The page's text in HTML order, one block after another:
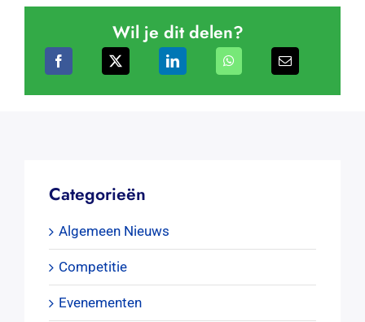
Wil je dit delen?
Categorieën
Algemeen Nieuws
Competitie
Evenementen